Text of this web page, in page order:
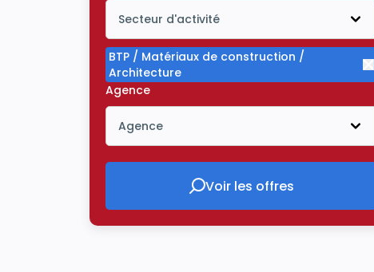
Secteur d'activité
Icône ouvrir la liste déroulante
BTP / Matériaux de construction /
Architecture
Agence
Agence
Icône ouvrir la liste déroulante
Voir les offres
Voir les offres